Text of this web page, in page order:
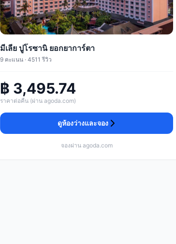
มีเลีย ปูโรซานิ ยอกยาการ์ตา
9 คะแนน · 4511 รีวิว
฿ 3,495.74
ราคาต่อคืน (ผ่าน agoda.com)
ดูห้องว่างและจอง
จองผ่าน agoda.com